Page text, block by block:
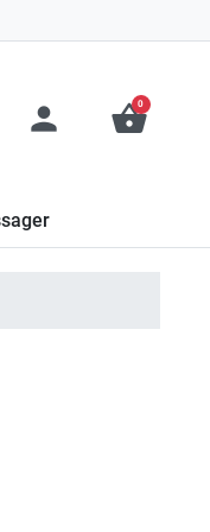
person shopping_basket
0